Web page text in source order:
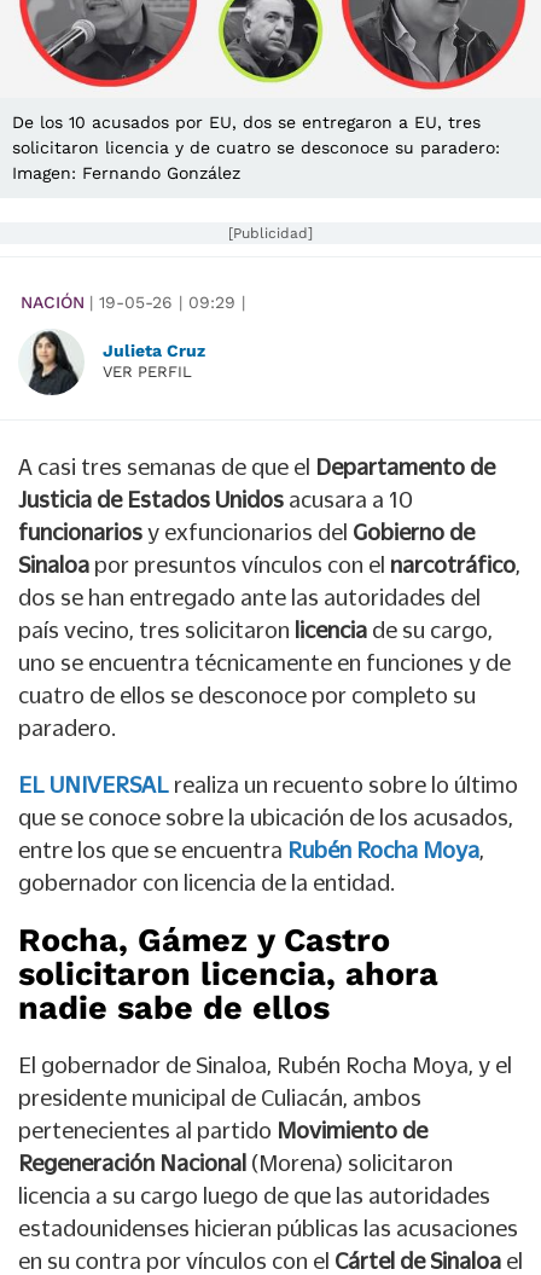
De los 10 acusados por EU, dos se entregaron a EU, tres
solicitaron licencia y de cuatro se desconoce su paradero:
Imagen: Fernando González
[Publicidad]
NACIÓN | 19-05-26 | 09:29 |
Julieta Cruz
VER PERFIL
A casi tres semanas de que el Departamento de
Justicia de Estados Unidos acusara a 10
funcionarios y exfuncionarios del Gobierno de
Sinaloa por presuntos vínculos con el narcotráfico,
dos se han entregado ante las autoridades del
país vecino, tres solicitaron licencia de su cargo,
uno se encuentra técnicamente en funciones y de
cuatro de ellos se desconoce por completo su
paradero.
EL UNIVERSAL realiza un recuento sobre lo último
que se conoce sobre la ubicación de los acusados,
entre los que se encuentra Rubén Rocha Moya,
gobernador con licencia de la entidad.
Rocha, Gámez y Castro
solicitaron licencia, ahora
nadie sabe de ellos
El gobernador de Sinaloa, Rubén Rocha Moya, y el
presidente municipal de Culiacán, ambos
pertenecientes al partido Movimiento de
Regeneración Nacional (Morena) solicitaron
licencia a su cargo luego de que las autoridades
estadounidenses hicieran públicas las acusaciones
en su contra por vínculos con el Cártel de Sinaloa el